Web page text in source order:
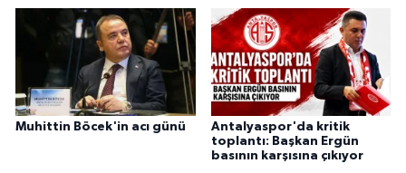
Muhittin Böcek'in acı günü
Antalyaspor'da kritik
toplantı: Başkan Ergün
basının karşısına çıkıyor